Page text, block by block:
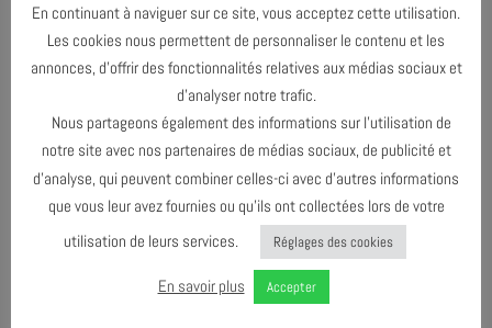
JANVIER 2024
AGENDA AU FORMATI CAL
TÉLÉCHARGER LE PROGRAMME
En continuant à naviguer sur ce site, vous acceptez cette utilisation.
Les cookies nous permettent de personnaliser le contenu et les
annonces, d’offrir des fonctionnalités relatives aux médias sociaux et
d’analyser notre trafic.
Nous partageons également des informations sur l’utilisation de
notre site avec nos partenaires de médias sociaux, de publicité et
d’analyse, qui peuvent combiner celles-ci avec d’autres informations
que vous leur avez fournies ou qu’ils ont collectées lors de votre
utilisation de leurs services.
Réglages des cookies
En savoir plus Accepter